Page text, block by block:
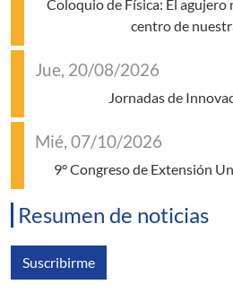
Coloquio de Física: El agujero
centro de
Jue, 20/08/2026
Jornadas de
Mié, 07/10/2026
9° Congreso de Extensión
Resumen de noticias
Suscribirme